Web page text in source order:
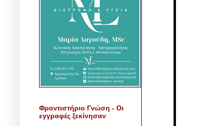
Φροντιστήριο Γνώση - Οι
εγγραφές ξεκίνησαν